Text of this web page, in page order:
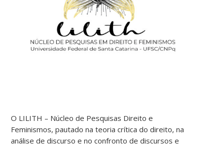
O LILITH – Núcleo de Pesquisas Direito e
Feminismos, pautado na teoria crítica do direito, na
análise de discurso e no confronto de discursos e